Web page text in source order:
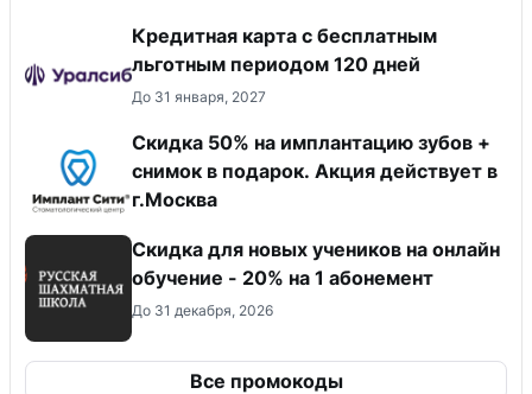
Кредитная карта с бесплатным
льготным периодом 120 дней
До 31 января, 2027
Скидка 50% на имплантацию зубов +
снимок в подарок. Акция действует в
г.Москва
Скидка для новых учеников на онлайн
обучение - 20% на 1 абонемент
До 31 декабря, 2026
Все промокоды